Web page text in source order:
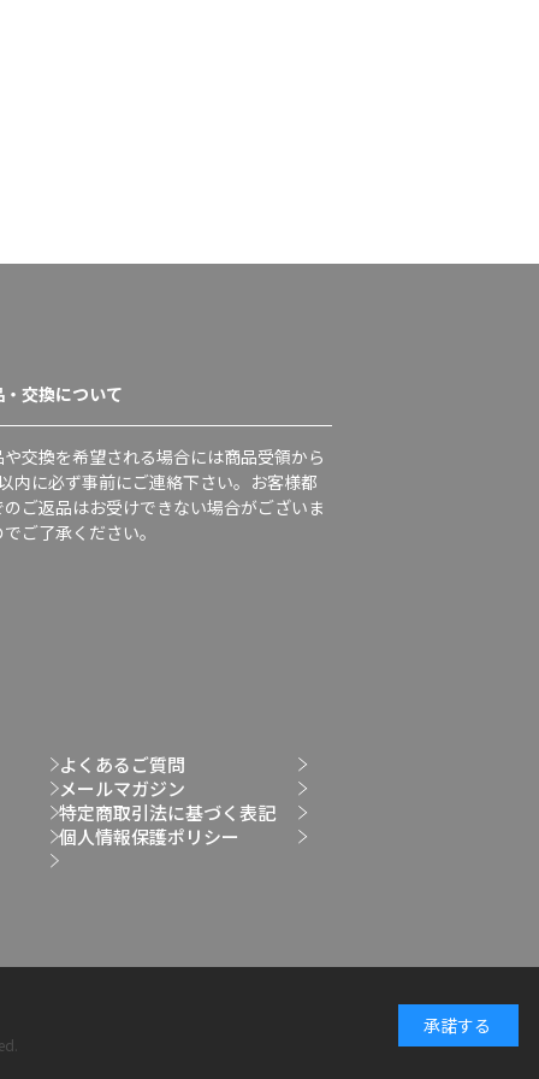
・交換について
や交換を希望される場合には商品受領から
内に必ず事前にご連絡下さい。お客様都
のご返品はお受けできない場合がございま
ご了承ください。
よくあるご質問
メールマガジン
特定商取引法に基づく表記
個人情報保護ポリシー
承諾する